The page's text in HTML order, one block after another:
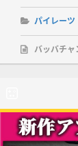
パイレーツ
バッバチ